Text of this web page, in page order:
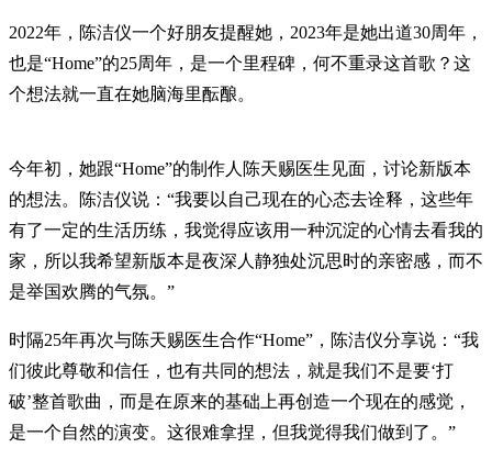
2022年，陈洁仪一个好朋友提醒她，2023年是她出道30周年，
也是“Home”的25周年，是一个里程碑，何不重录这首歌？这
个想法就一直在她脑海里酝酿。
今年初，她跟“Home”的制作人陈天赐医生见面，讨论新版本
的想法。陈洁仪说：“我要以自己现在的心态去诠释，这些年
有了一定的生活历练，我觉得应该用一种沉淀的心情去看我的
家，所以我希望新版本是夜深人静独处沉思时的亲密感，而不
是举国欢腾的气氛。”
时隔25年再次与陈天赐医生合作“Home”，陈洁仪分享说：“我
们彼此尊敬和信任，也有共同的想法，就是我们不是要‘打
破’整首歌曲，而是在原来的基础上再创造一个现在的感觉，
是一个自然的演变。这很难拿捏，但我觉得我们做到了。”